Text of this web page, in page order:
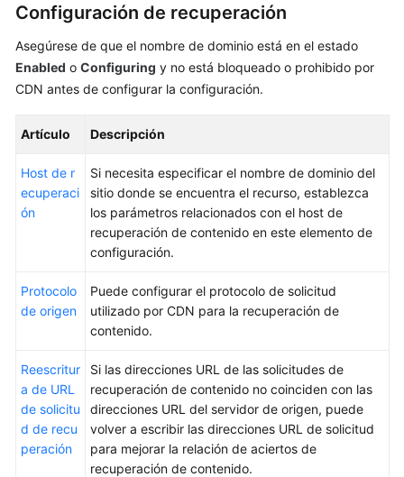
Configuración
de
HTTPS
Configuración
caché
Control
de
acceso
Configuración
Configuración
Actualización
y
precalentamiento
de
Configuración de recuperación
Asegúrese de que el nombre de dominio está en el estado
Enabled o Configuring y no está bloqueado o prohibido por
CDN antes de configurar la configuración.
Artículo Descripción
Host de r
ecuperaci
ón
Si necesita especificar el nombre de dominio del
sitio donde se encuentra el recurso, establezca
los parámetros relacionados con el host de
recuperación de contenido en este elemento de
configuración.
Protocolo
de origen
Puede configurar el protocolo de solicitud
utilizado por CDN para la recuperación de
contenido.
Reescritur
a de URL
de solicitu
d de recu
peración
Si las direcciones URL de las solicitudes de
recuperación de contenido no coinciden con las
direcciones URL del servidor de origen, puede
volver a escribir las direcciones URL de solicitud
para mejorar la relación de aciertos de
recuperación de contenido.